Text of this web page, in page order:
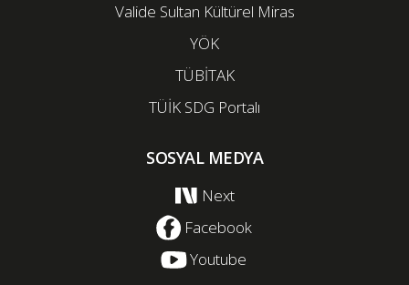
Valide Sultan Kültürel Miras
YÖK
TÜBİTAK
TÜİK SDG Portalı
SOSYAL MEDYA
Next
Facebook
Youtube